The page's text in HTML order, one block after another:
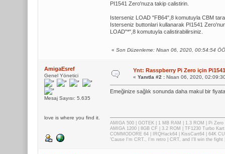
PI1541 Zero'nuza takip calistirin.
Isterseniz LOAD "FB64",8 komutuyla CBM
Isterseniz buttonlari kullanarak PI1541
LOAD"*",8 komutuyla calistirabilirsiniz.
« Son Düzenleme: Nisan 06, 2020, 00:54:54
AmigaEsref
Genel Yönetici
Mesaj Sayısı: 5.635
love is where you find it.
Ynt: Rasspberry Pi Zero için
« Yanıtla #2 :Nisan 06, 2020,
Emeğinize sağlık sonunda daha makul bir
AMIGA 500 | GOTEK | 1 MB RAM | 1.3 ROM | Pi Zero
AMIGA 1200 | 8GB CF | 3.2 ROM | TF1230 Turbo
COMMODORE 64 | IRQHack64 | KissCart64 | 64K
'Cause I'm CRT., I'm retro | CRT, and I'll win the